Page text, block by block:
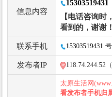
信息内容
15303519431
【电话咨询时
看到的，谢谢
联系手机 15303519431
发布者IP 118.74.244.52
太原生活网
看发布者手机归